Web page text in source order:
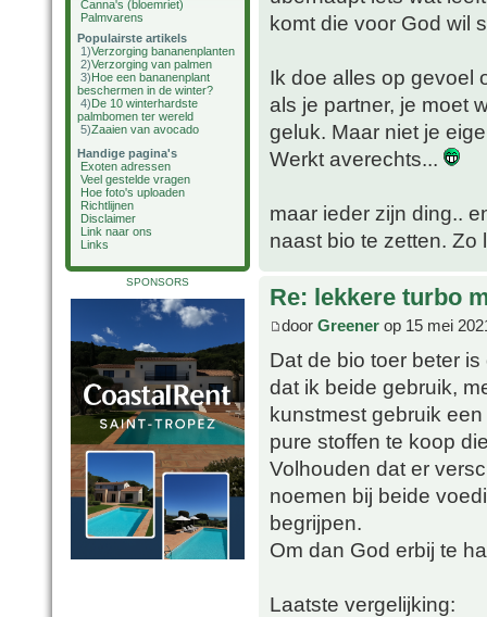
Canna's (bloemriet)
Palmvarens
Populairste artikels
1)Verzorging bananenplanten
2)Verzorging van palmen
3)Hoe een bananenplant
beschermen in de winter?
4)De 10 winterhardste
palmbomen ter wereld
5)Zaaien van avocado
Handige pagina's
Exoten adressen
Veel gestelde vragen
Hoe foto's uploaden
Richtlijnen
Disclaimer
Link naar ons
Links
SPONSORS
komt die voor God wil
Ik doe alles op gevoel
als je partner, je moet
geluk. Maar niet je
Werkt averechts...
maar ieder zijn ding..
naast bio te zetten.
Re: lekkere turbo
door Greener op 15 mei
Dat de bio toer beter
dat ik beide gebruik,
kunstmest gebruik
pure stoffen te koop
Volhouden dat er
noemen bij beide
begrijpen.
Om dan God erbij te
Laatste vergelijking: